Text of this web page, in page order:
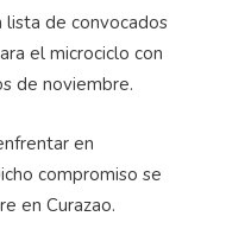
lista de convocados
el microciclo con
de noviembre.
en
compromiso se
en Curazao.